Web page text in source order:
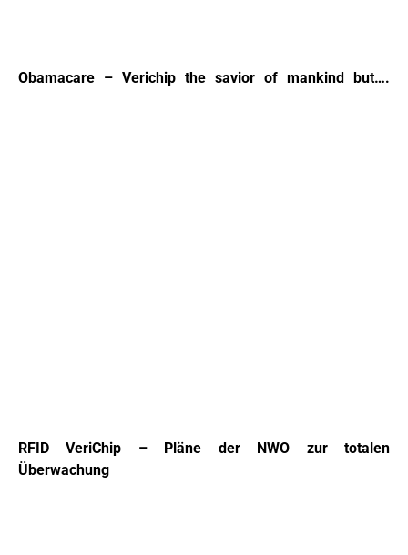
Obamacare – Verichip the savior of mankind but….
RFID VeriChip – Pläne der NWO zur totalen
Überwachung